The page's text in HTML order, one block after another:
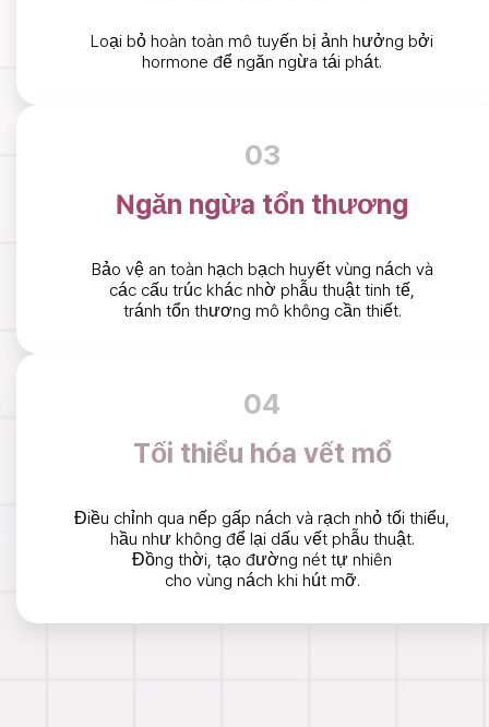
Loại bỏ hoàn toàn mô tuyến bị ảnh hưởng bởi
hormone để ngăn ngừa tái phát.
03
Ngăn ngừa tổn thương
Bảo vệ an toàn hạch bạch huyết vùng nách và
các cấu trúc khác nhờ phẫu thuật tinh tế,
tránh tổn thương mô không cần thiết.
04
Tối thiểu hóa vết mổ
Điều chỉnh qua nếp gấp nách và rạch nhỏ tối thiểu,
hầu như không để lại dấu vết phẫu thuật.
Đồng thời, tạo đường nét tự nhiên
cho vùng nách khi hút mỡ.